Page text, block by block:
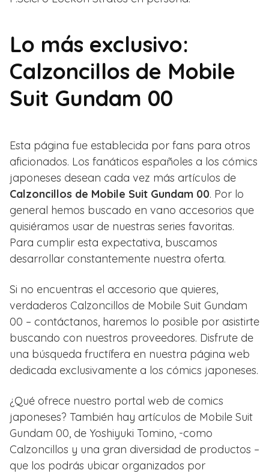
Lo más exclusivo:
Calzoncillos de Mobile
Suit Gundam 00
Esta página fue establecida por fans para otros
aficionados. Los fanáticos españoles a los cómics
japoneses desean cada vez más artículos de
Calzoncillos de Mobile Suit Gundam 00. Por lo
general hemos buscado en vano accesorios que
quisiéramos usar de nuestras series favoritas.
Para cumplir esta expectativa, buscamos
desarrollar constantemente nuestra oferta.
Si no encuentras el accesorio que quieres,
verdaderos Calzoncillos de Mobile Suit Gundam
00 – contáctanos, haremos lo posible por asistirte
buscando con nuestros proveedores. Disfrute de
una búsqueda fructífera en nuestra página web
dedicada exclusivamente a los cómics japoneses.
¿Qué ofrece nuestro portal web de comics
japoneses? También hay artículos de Mobile Suit
Gundam 00, de Yoshiyuki Tomino, -como
Calzoncillos y una gran diversidad de productos –
que los podrás ubicar organizados por